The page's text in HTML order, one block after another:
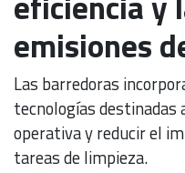
emisiones
Las barredoras
tecnologías destinadas
operativa y reducir el
tareas de limpieza.